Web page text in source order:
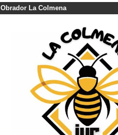
Obrador La Colmena